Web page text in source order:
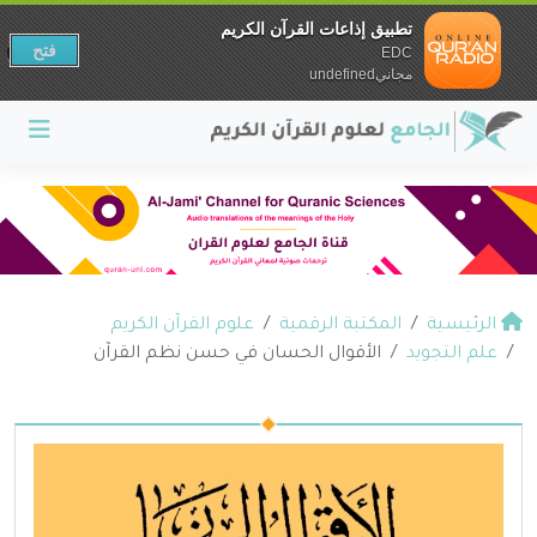
الرئيسية المكتبة الرقمية
علوم القرآن الكريم
علم التجويد
الأقوال الحسان في حسن نظم القرآن
تطبيق إذاعات القرآن الكريم
EDC
مجانيundefined
فتح